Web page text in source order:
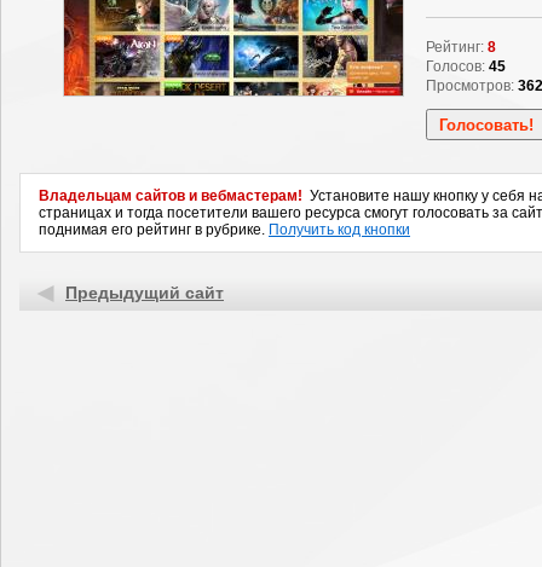
Рейтинг: 8
Голосов: 45
Просмотров:
Владельцам сайтов и вебмастерам! Установите нашу кнопку у себя
страницах и тогда посетители вашего ресурса смогут голосовать за
поднимая его рейтинг в рубрике. Получить код кнопки
Предыдущий сайт